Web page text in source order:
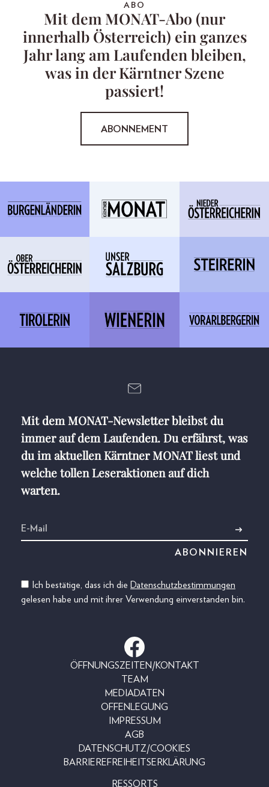
ABO
Mit dem MONAT-Abo (nur
innerhalb Österreich) ein ganzes
Jahr lang am Laufenden bleiben,
was in der Kärntner Szene
passiert!
ABONNEMENT
Mit dem MONAT-Newsletter bleibst du
immer auf dem Laufenden. Du erfährst, was
du im aktuellen Kärntner MONAT liest und
welche tollen Leseraktionen auf dich
warten.
Ich bestätige, dass ich die Datenschutzbestimmungen
gelesen habe und mit ihrer Verwendung einverstanden bin.
ÖFFNUNGSZEITEN/KONTAKT
TEAM
MEDIADATEN
OFFENLEGUNG
IMPRESSUM
AGB
DATENSCHUTZ/COOKIES
BARRIEREFREIHEITSERKLÄRUNG
RESSORTS